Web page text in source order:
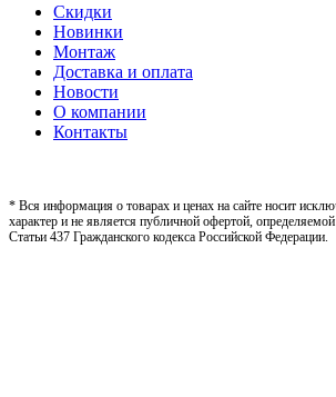
Скидки
Новинки
Монтаж
Доставка и оплата
Новости
О компании
Контакты
* Вся информация о товарах и ценах на сайте носит
характер и не является публичной офертой,
Статьи 437 Гражданского кодекса Российской Федерации.